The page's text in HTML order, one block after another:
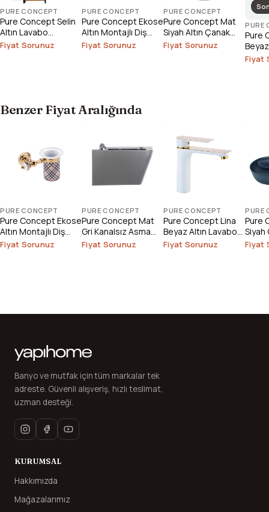
PURE CONCEPT
Pure Concept Selin
Altın Lavabo
Bataryası (Outlet)
Fiyat Sorunuz
PURE CONCEPT
Pure Concept Ekose
Altın Montajlı Diş
Fırçalık
Fiyat Sorunuz
PURE CONCEPT
Pure Concept Mat
Siyah Altın Çanak
Lavabo
Fiyat Sorunuz
PURE
Pure
Fiyat
Benzer Fiyat Aralığında
PURE CONCEPT
Pure Concept Ekose
Altın Montajlı Diş
Fırçalık
Fiyat Sorunuz
PURE CONCEPT
Pure Concept Mat
Gri Kanalsız Asma
Klozet
Fiyat Sorunuz
PURE CONCEPT
Pure Concept Lina
Beyaz Altın Lavabo
Bataryası
Fiyat Sorunuz
PURE
Pure
Siyah
Fiyat
Banyo ve mutfak için tüm markalar tek
adreste. Güvenli alışveriş, hızlı teslimat,
uzman desteği.
KURUMSAL
Hakkımızda
Mağazalarımız